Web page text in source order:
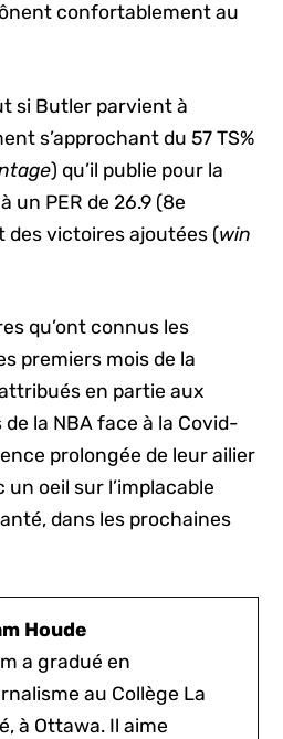
confortablement au
si Butler parvient à
s’approchant du 57 TS%
) qu’il publie pour la
un PER de 26.9 (8e
des victoires ajoutées (win
qu’ont connus les
premiers mois de la
en partie aux
la NBA face à la Covid-
prolongée de leur ailier
oeil sur l’implacable
dans les prochaines
Houde
a gradué en
au Collège La
à Ottawa. Il aime